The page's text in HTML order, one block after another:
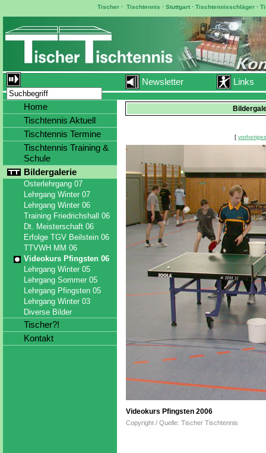
Tischer ·Tischtennis ·Stuttgart ·Tischtennisschläger ·
Newsletter Links
[
Videokurs Pfingsten 2006
Copyright / Quelle: Tischer Tischtennis
Home
Tischtennis Aktuell
Tischtennis Termine
Tischtennis Training &
Schule
Bildergalerie
Osterlehrgang 07
Lehrgang Winter 07
Lehrgang Winter 06
Training Friedrichshall 06
Dt. Meisterschaft 06
Erfolge TGV Beilstein 06
TTVWH MM 06
Videokurs Pfingsten 06
Lehrgang Winter 05
Lehrgang Sommer 05
Lehrgang Pfingsten 05
Lehrgang Winter 03
Diverse Bilder
Tischer?!
Kontakt